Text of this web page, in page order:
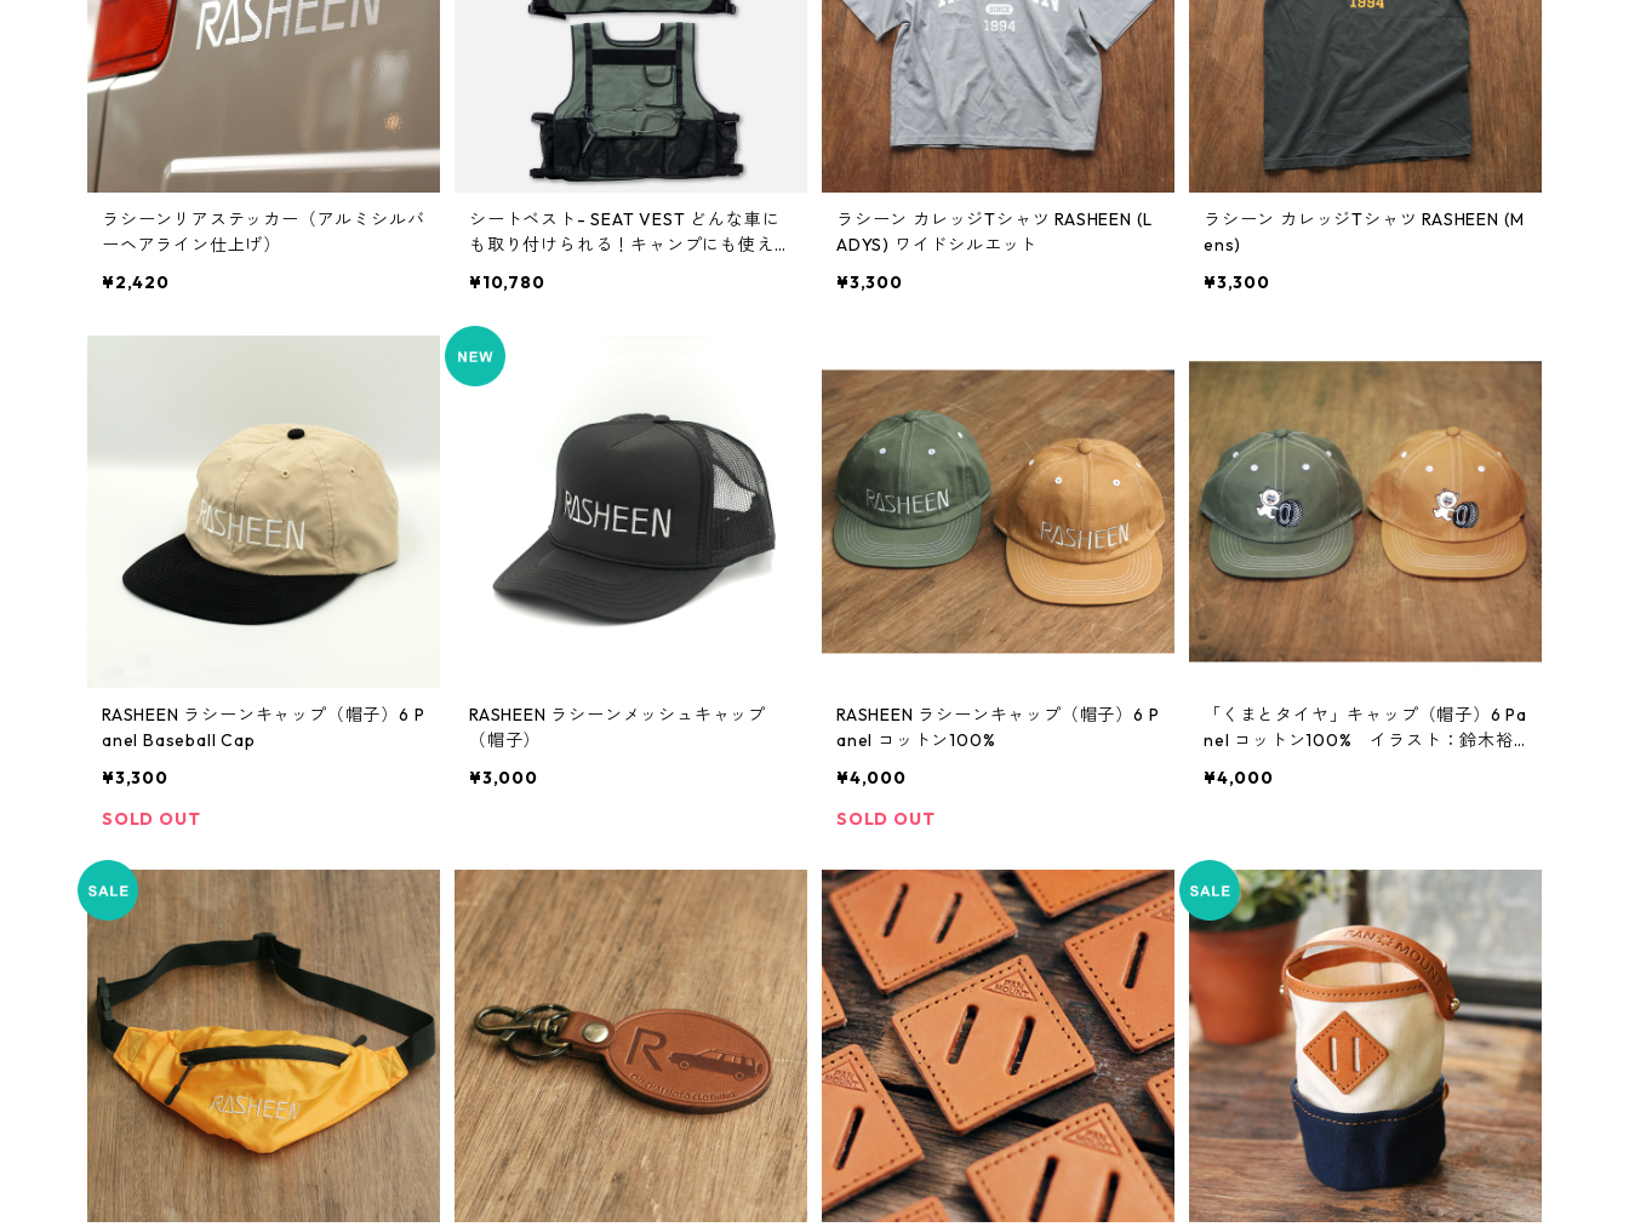
ラシーンリアステッカー（アルミシルバ
ーヘアライン仕上げ）
¥2,420
シートベスト- SEAT VEST どんな車に
も取り付けられる！キャンプにも使え
RAV4 デリカ
¥10,780
ラシーン カレッジTシャツ RASHEEN (L
ADYS) ワイドシルエット
¥3,300
ラシーン カレッジTシャツ RASHEEN (M
ens)
¥3,300
RASHEEN ラシーンキャップ（帽子）6 P
anel Baseball Cap
¥3,300
SOLD OUT
RASHEEN ラシーンメッシュキャップ
（帽子）
¥3,000
RASHEEN ラシーンキャップ（帽子）6 P
anel コットン100%
¥4,000
SOLD OUT
「くまとタイヤ」キャップ（帽子）6 Pa
nel コットン100% イラスト：鈴木裕
¥4,000